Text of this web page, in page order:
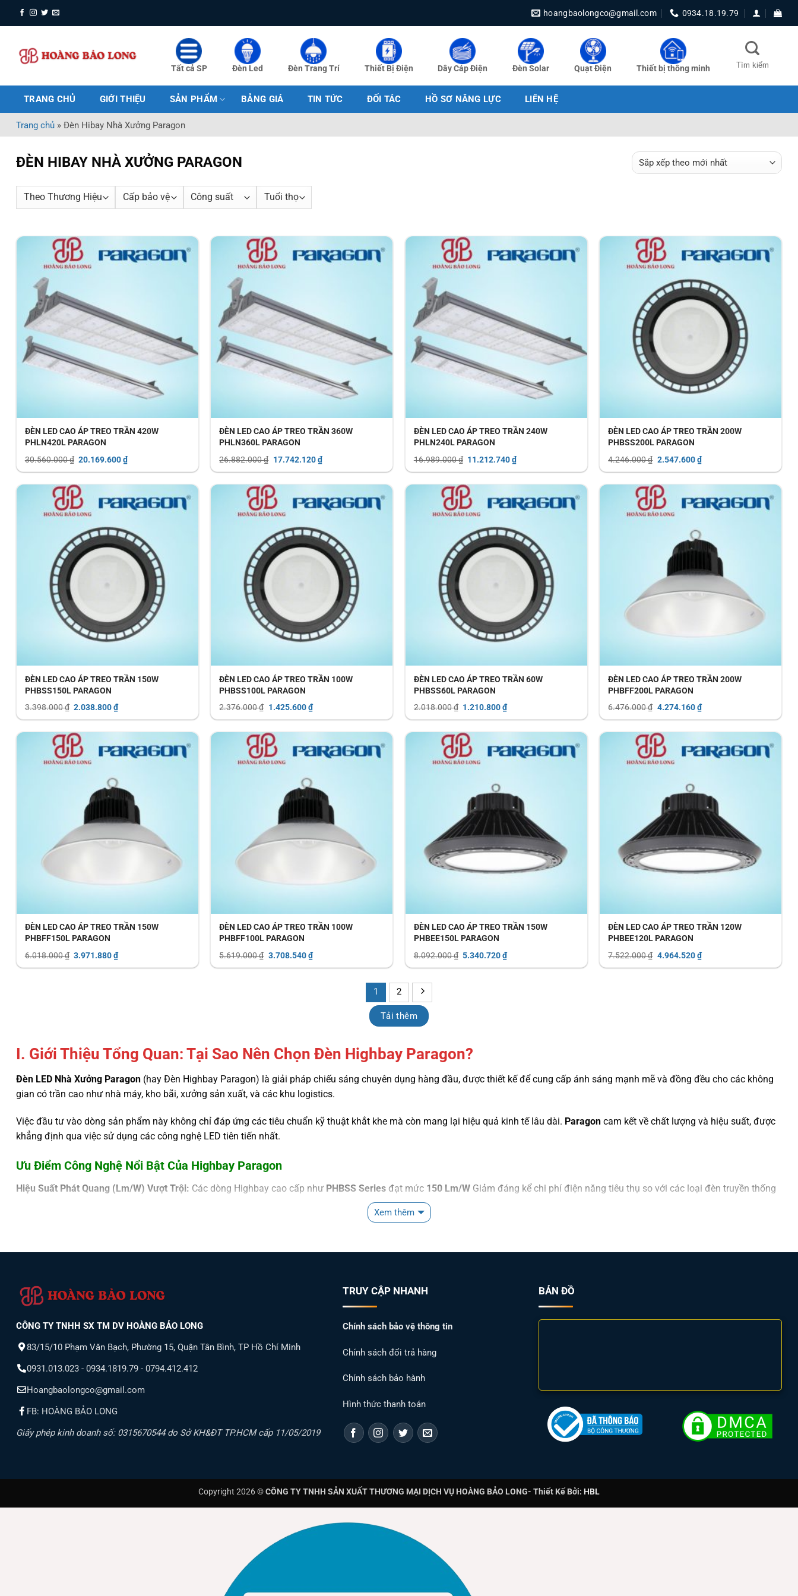
dung
hoangbaolongco@gmail.com 0934.18.19.79
Tất cả SP Đèn Led Đèn Trang Trí Thiết Bị Điện Dây Cáp Điện Đèn Solar Quạt Điện Thiết bị thông minh
TRANG CHỦ GIỚI THIỆU SẢN PHẨM BẢNG GIÁ TIN TỨC ĐỐI TÁC HỒ SƠ NĂNG LỰC LIÊN HỆ
Trang chủ » Đèn Hibay Nhà Xưởng Paragon
ĐÈN HIBAY NHÀ XƯỞNG PARAGON
ĐÈN LED CAO ÁP TREO TRẦN 420W
PHLN420L PARAGON
30.560.000₫ Giá
là:
30.560.000 ₫.
20.169.600₫Giá
hiện
tại
là:
ĐÈN LED CAO ÁP TREO TRẦN 360W
PHLN360L PARAGON
26.882.000₫ Giá
là:
26.882.000 ₫.
17.742.120₫Giá
hiện
tại
là:
ĐÈN LED CAO ÁP TREO TRẦN 240W
PHLN240L PARAGON
16.989.000₫ Giá
là:
16.989.000 ₫.
11.212.740₫Giá
hiện
tại
là:
ĐÈN LED CAO ÁP TREO TRẦN 200W
PHBSS200L PARAGON
4.246.000₫ Giá
là:
4.246.000 ₫.
2.547.600₫Giá
hiện
tại
là:
ĐÈN LED CAO ÁP TREO TRẦN 150W
PHBSS150L PARAGON
3.398.000₫ Giá
là:
3.398.000 ₫.
2.038.800₫Giá
hiện
tại
là:
ĐÈN LED CAO ÁP TREO TRẦN 100W
PHBSS100L PARAGON
2.376.000₫ Giá
là:
2.376.000 ₫.
1.425.600₫Giá
hiện
tại
là:
ĐÈN LED CAO ÁP TREO TRẦN 60W
PHBSS60L PARAGON
2.018.000₫ Giá
là:
2.018.000 ₫.
1.210.800₫Giá
hiện
tại
là:
ĐÈN LED CAO ÁP TREO TRẦN 200W
PHBFF200L PARAGON
6.476.000₫ Giá
là:
6.476.000 ₫.
4.274.160₫Giá
hiện
tại
là:
ĐÈN LED CAO ÁP TREO TRẦN 150W
PHBFF150L PARAGON
6.018.000₫ Giá
là:
3.971.880₫Giá
hiện
tại
ĐÈN LED CAO ÁP TREO TRẦN 100W
PHBFF100L PARAGON
5.619.000₫ Giá
là:
3.708.540₫Giá
hiện
tại
ĐÈN LED CAO ÁP TREO TRẦN 150W
PHBEE150L PARAGON
8.092.000₫ Giá
là:
5.340.720₫Giá
hiện
tại
ĐÈN LED CAO ÁP TREO TRẦN 120W
PHBEE120L PARAGON
7.522.000₫ Giá
là:
4.964.520₫Giá
hiện
tại
1 2
Tải thêm
I. Giới Thiệu Tổng Quan: Tại Sao Nên Chọn Đèn Highbay Paragon?
Đèn LED Nhà Xưởng Paragon (hay Đèn Highbay Paragon) là giải pháp chiếu sáng chuyên dụng hàng đầu, được thiết kế để cung cấp ánh sáng mạnh mẽ và đồng đều cho các không
gian có trần cao như nhà máy, kho bãi, xưởng sản xuất, và các khu logistics.
Việc đầu tư vào dòng sản phẩm này không chỉ đáp ứng các tiêu chuẩn kỹ thuật khắt khe mà còn mang lại hiệu quả kinh tế lâu dài. Paragon cam kết về chất lượng và hiệu suất, được
khẳng định qua việc sử dụng các công nghệ LED tiên tiến nhất.
Ưu Điểm Công Nghệ Nổi Bật Của Highbay Paragon
Hiệu Suất Phát Quang (Lm/W) Vượt Trội: Các dòng Highbay cao cấp như PHBSS Series đạt mức 150 Lm/W Giảm đáng kể chi phí điện năng tiêu thụ so với các loại đèn truyền thống
Hệ Số Công Suất Cao (PF
II. Phân Tích Các Dòng Đèn Nhà Xưởng Paragon Tiêu Biểu
Dựa trên nhu cầu về hiệu suất và tính năng, Paragon cung cấp các lựa chọn đa dạng:
2.1. Đèn Highbay PHBSS Series – Hiệu Suất Đỉnh Cao 150 Lm/W
Đây là dòng đèn Highbay tiết kiệm điện nhất của Paragon, được tin dùng cho các dự án lớn:
22500 150
PHBSS200L
200W 30000 150 3.968.000
Xem thêm
CÔNG TY TNHH SX TM DV HOÀNG BẢO LONG
83/15/10 Phạm Văn Bạch, Phường 15, Quận Tân Bình, TP Hồ Chí Minh
0931.013.023 - 0934.1819.79 - 0794.412.412
Hoangbaolongco@gmail.com
FB: HOÀNG BẢO LONG
Giấy phép kinh doanh số: 0315670544 do Sở KH&ĐT TP.HCM cấp 11/05/2019
TRUY CẬP NHANH
Chính sách bảo vệ thông tin
Chính sách đổi trả hàng
Chính sách bảo hành
Hình thức thanh toán
BẢN ĐỒ
Copyright 2026 ©CÔNG TY TNHH SẢN XUẤT THƯƠNG MẠI DỊCH VỤ HOÀNG BẢO LONG- Thiết Kế Bởi: HBL